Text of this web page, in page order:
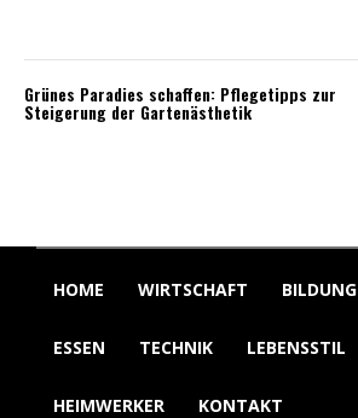
Grünes Paradies schaffen: Pflegetipps zur
Steigerung der Gartenästhetik
HOME WIRTSCHAFT BILDUNG
ESSEN TECHNIK LEBENSSTIL
HEIMWERKER KONTAKT